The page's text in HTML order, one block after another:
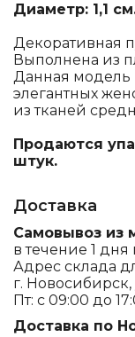
Диаметр: 1,1
Декоративная
Выполнена из
Данная модель
элегантных
из тканей
Продаются
штук.
Доставка
Самовывоз из
в течение 1 дня
Адрес склада
г.
Пт: с 09:00 до
Доставка по